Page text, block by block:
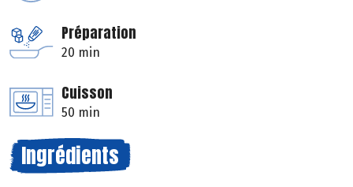
Préparation
20 min
Cuisson
50 min
Ingrédients